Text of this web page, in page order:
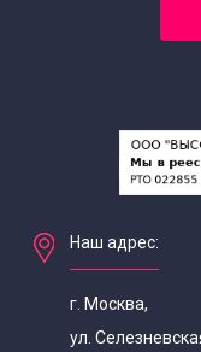
Наш адрес:
г. Москва,
ул.